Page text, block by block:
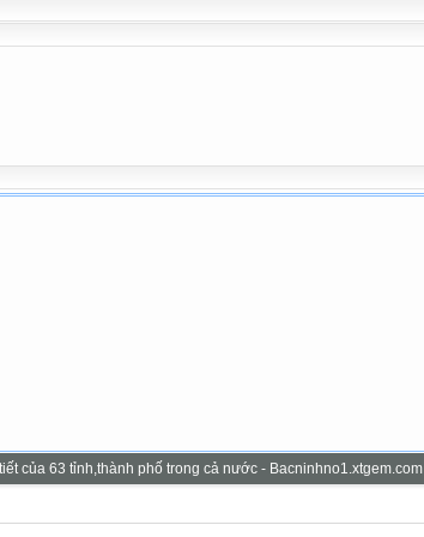
của 63 tỉnh,thành phố trong cả nước - Bacninhno1.xtgem.com